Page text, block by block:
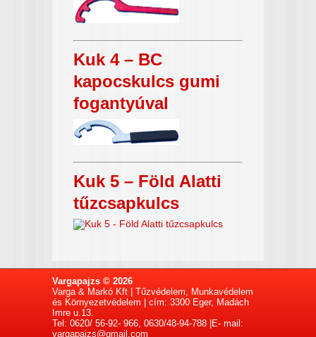
Kuk 4 – BC
kapocskulcs gumi
fogantyúval
Kuk 5 – Föld Alatti
tűzcsapkulcs
Vargapajzs © 2026
Varga & Markó Kft | Tűzvédelem, Munkavédelem
és Környezetvédelem | cím: 3300 Eger, Madách
Imre u.13.
Tel: 0620/ 56-92- 966, 0630/48-94-788 |E- mail:
vargapajzs@gmail.com